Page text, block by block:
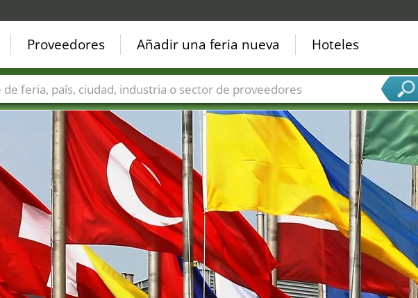
Proveedores Añadir una feria nueva Hoteles
Países Ciudades Sectores de ferias Sectores de proveedor de servicios